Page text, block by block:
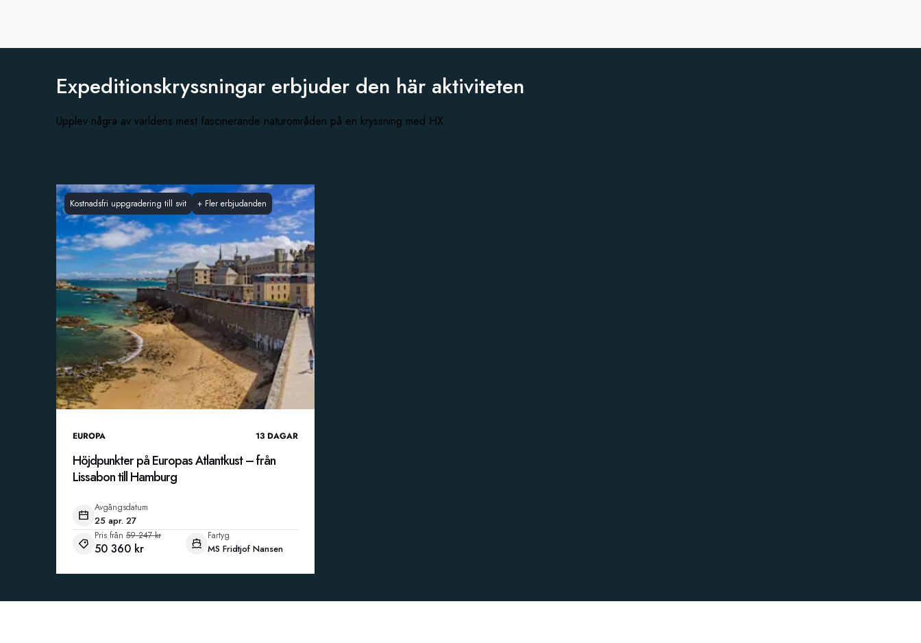
Expeditionskryssningar erbjuder den här aktiviteten
Upplev några av världens mest fascinerande naturområden på en kryssning med HX
Kostnadsfri uppgradering till svit + Fler erbjudanden
EUROPA 13 DAGAR
Höjdpunkter på Europas Atlantkust – från
Lissabon till Hamburg
Avgångsdatum
25 apr. 27
Pris från 59 247 kr
50 360 kr
Fartyg
MS Fridtjof Nansen